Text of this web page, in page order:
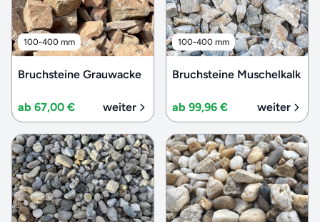
100-400 mm
Bruchsteine Grauwacke
ab 67,00 € weiter
100-400 mm
Bruchsteine Muschelkalk
ab 99,96 € weiter